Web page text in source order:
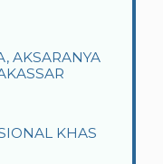
AKSARANYA
KHAS